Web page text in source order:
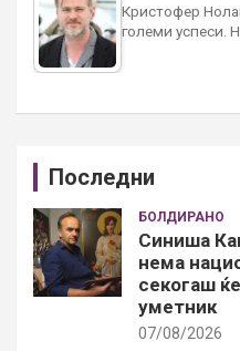
Кристофер
големи успеси.
Последни
БОЛДИРАНО
Синиша
нема
секогаш
уметник
07/08/2026